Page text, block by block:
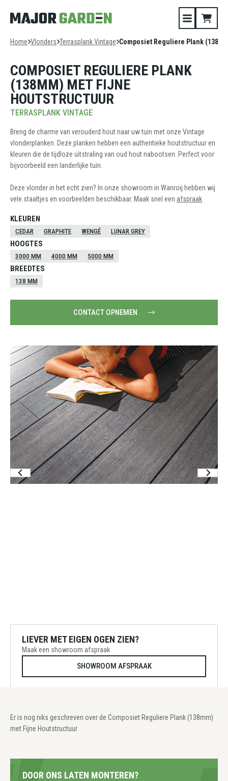
Home Vlonders Terrasplank Vintage Composiet Reguliere Plank
COMPOSIET REGULIERE PLANK
(138MM) MET FIJNE
HOUTSTRUCTUUR
TERRASPLANK VINTAGE
Breng de charme van verouderd hout naar uw tuin met onze Vintage
vlonderplanken. Deze planken hebben een authentieke houtstructuur en
kleuren die de tijdloze uitstraling van oud hout nabootsen. Perfect voor
bijvoorbeeld een landerlijke tuin.
Deze vlonder in het echt zien? In onze showroom in Wanroij hebben wij
vele staaltjes en voorbeelden beschikbaar. Maak snel een afspraak
KLEUREN
CEDAR GRAPHITE WENGÉ LUNAR GREY
HOOGTES
3000 MM 4000 MM 5000 MM
BREEDTES
138 MM
CONTACT OPNEMEN
LIEVER MET EIGEN OGEN ZIEN?
Maak een showroom afspraak
SHOWROOM AFSPRAAK
Er is nog niks geschreven over de Composiet Reguliere Plank (138mm)
met Fijne Houtstructuur
DOOR ONS LATEN MONTEREN?